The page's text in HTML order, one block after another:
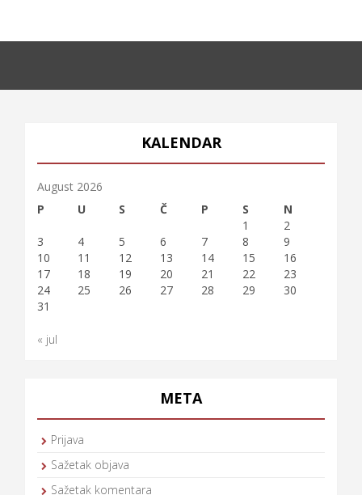
KALENDAR
August 2026
P
U S Č P S
N
1
2
3
4 5 6 7 8
9
10
11 12 13 14 15
16
17
18 19 20 21 22
23
24
25 26 27 28 29
30
31
« jul
META
Prijava
Sažetak objava
Sažetak komentara